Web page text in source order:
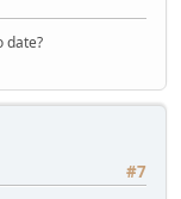
date?
#7